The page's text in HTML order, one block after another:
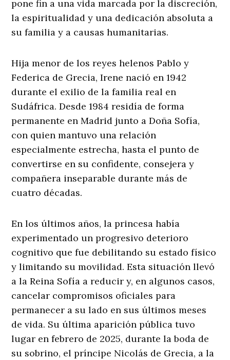
pone fin a una vida marcada por la discreción,
la espiritualidad y una dedicación absoluta a
su familia y a causas humanitarias.
Hija menor de los reyes helenos Pablo y
Federica de Grecia, Irene nació en 1942
durante el exilio de la familia real en
Sudáfrica. Desde 1984 residía de forma
permanente en Madrid junto a Doña Sofía,
con quien mantuvo una relación
especialmente estrecha, hasta el punto de
convertirse en su confidente, consejera y
compañera inseparable durante más de
cuatro décadas.
En los últimos años, la princesa había
experimentado un progresivo deterioro
cognitivo que fue debilitando su estado físico
y limitando su movilidad. Esta situación llevó
a la Reina Sofía a reducir y, en algunos casos,
cancelar compromisos oficiales para
permanecer a su lado en sus últimos meses
de vida. Su última aparición pública tuvo
lugar en febrero de 2025, durante la boda de
su sobrino, el príncipe Nicolás de Grecia, a la